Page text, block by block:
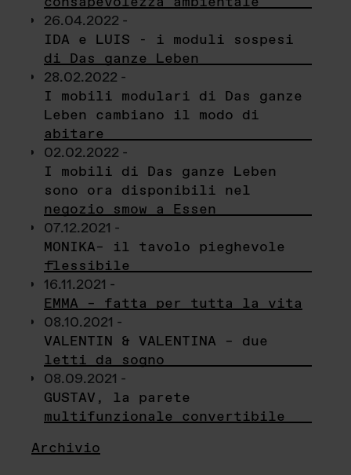
26.04.2022 -
IDA e LUIS - i moduli sospesi
di Das ganze Leben
28.02.2022 -
I mobili modulari di Das ganze
Leben cambiano il modo di
abitare
02.02.2022 -
I mobili di Das ganze Leben
sono ora disponibili nel
negozio smow a Essen
07.12.2021 -
MONIKA– il tavolo pieghevole
flessibile
16.11.2021 -
EMMA – fatta per tutta la vita
08.10.2021 -
VALENTIN & VALENTINA – due
letti da sogno
08.09.2021 -
GUSTAV, la parete
multifunzionale convertibile
Archivio